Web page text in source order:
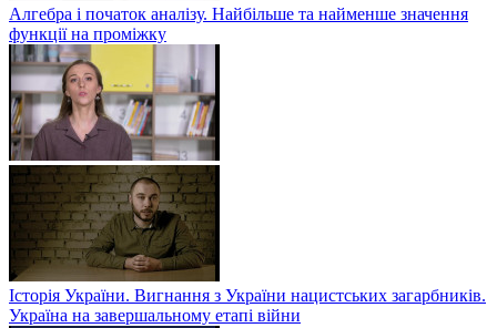
Алгебра і початок аналізу. Найбільше та найменше значення
функції на проміжку
Історія України. Вигнання з України нацистських загарбників.
Україна на завершальному етапі війни